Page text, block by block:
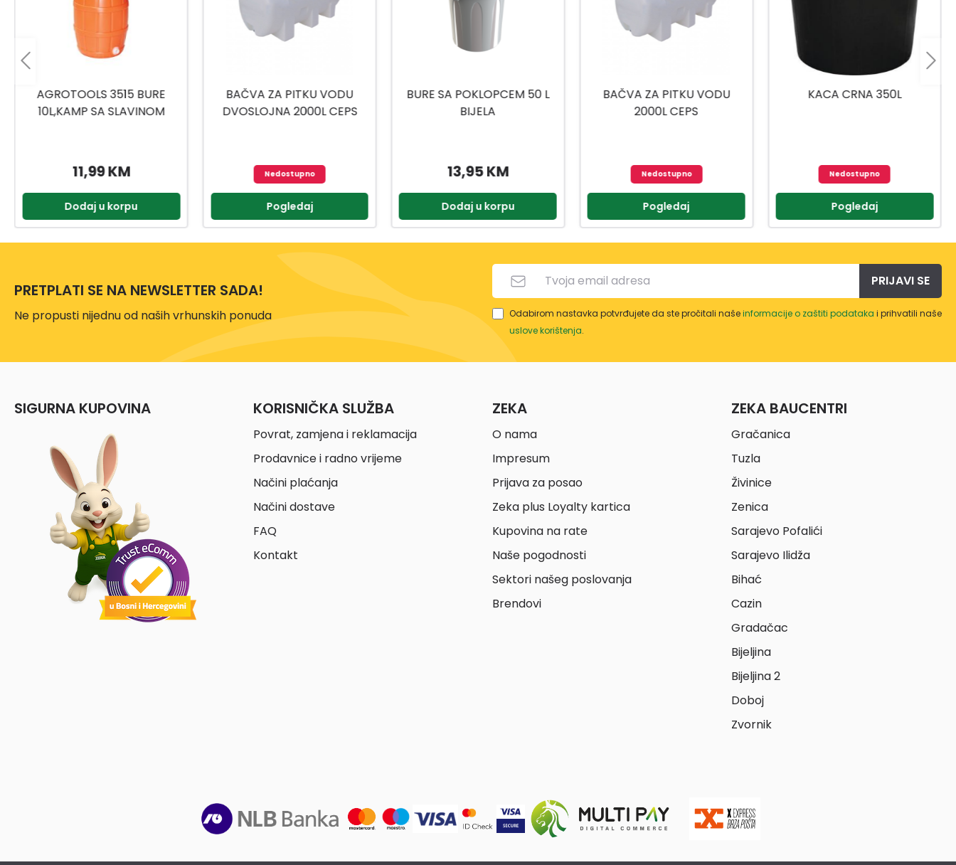
BAČVA ZA PITKU VODU
DVOSLOJNA 2000L CEPS
Nedostupno
Pogledaj
BURE SA POKLOPCEM 50 L
BIJELA
13,95 KM
Dodaj u korpu
BAČVA ZA PITKU VODU
2000L CEPS
Nedostupno
Pogledaj
KACA CRNA 350L
Nedostupno
Pogledaj
BAČVA ZA PITKU VODU 100L
109,99 KM
Dodaj u korpu
PRETPLATI SE NA NEWSLETTER SADA!
Ne propusti nijednu od naših vrhunskih ponuda
PRIJAVI SE
Odabirom nastavka potvrđujete da ste pročitali našeinformacije o zaštiti podataka i prihvatili naše
uslove korištenja.
SIGURNA KUPOVINA KORISNIČKA SLUŽBA
Povrat, zamjena i reklamacija
Prodavnice i radno vrijeme
Načini plaćanja
Načini dostave
FAQ
Kontakt
ZEKA
O nama
Impresum
Prijava za posao
Zeka plus Loyalty kartica
Kupovina na rate
Naše pogodnosti
Sektori našeg poslovanja
Brendovi
ZEKA BAUCENTRI
Gračanica
Tuzla
Živinice
Zenica
Sarajevo Pofalići
Sarajevo Ilidža
Bihać
Cazin
Gradačac
Bijeljina
Bijeljina 2
Doboj
Zvornik